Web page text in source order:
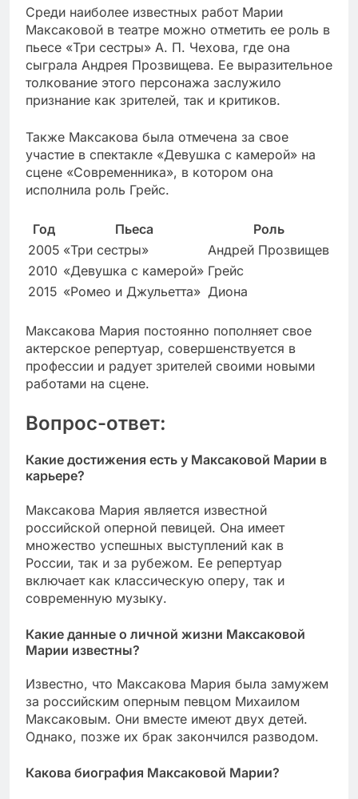
Среди наиболее известных работ Марии
Максаковой в театре можно отметить ее роль в
пьесе «Три сестры» А. П. Чехова, где она
сыграла Андрея Прозвищева. Ее выразительное
толкование этого персонажа заслужило
признание как зрителей, так и критиков.
Также Максакова была отмечена за свое
участие в спектакле «Девушка с камерой» на
сцене «Современника», в котором она
исполнила роль Грейс.
Год Пьеса
Роль
2005 «Три сестры»
Андрей Прозвищев
2010 «Девушка с камерой» Грейс
2015 «Ромео и Джульетта» Диона
Максакова Мария постоянно пополняет свое
актерское репертуар, совершенствуется в
профессии и радует зрителей своими новыми
работами на сцене.
Вопрос-ответ:
Какие достижения есть у Максаковой Марии в
карьере?
Максакова Мария является известной
российской оперной певицей. Она имеет
множество успешных выступлений как в
России, так и за рубежом. Ее репертуар
включает как классическую оперу, так и
современную музыку.
Какие данные о личной жизни Максаковой
Марии известны?
Известно, что Максакова Мария была замужем
за российским оперным певцом Михаилом
Максаковым. Они вместе имеют двух детей.
Однако, позже их брак закончился разводом.
Какова биография Максаковой Марии?